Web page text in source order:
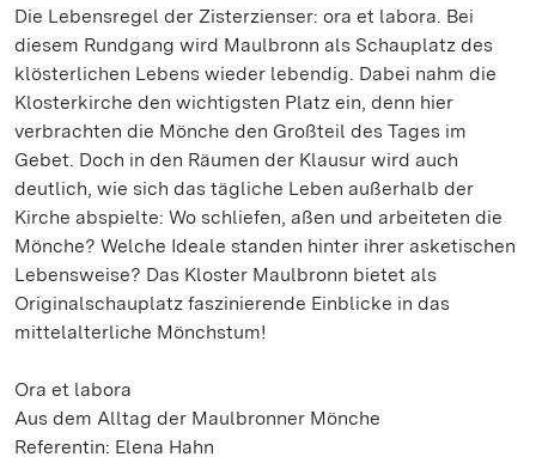
Die Lebensregel der Zisterzienser: ora et labora. Bei
diesem Rundgang wird Maulbronn als Schauplatz des
klösterlichen Lebens wieder lebendig. Dabei nahm die
Klosterkirche den wichtigsten Platz ein, denn hier
verbrachten die Mönche den Großteil des Tages im
Gebet. Doch in den Räumen der Klausur wird auch
deutlich, wie sich das tägliche Leben außerhalb der
Kirche abspielte: Wo schliefen, aßen und arbeiteten die
Mönche? Welche Ideale standen hinter ihrer asketischen
Lebensweise? Das Kloster Maulbronn bietet als
Originalschauplatz faszinierende Einblicke in das
mittelalterliche Mönchstum!
Ora et labora
Aus dem Alltag der Maulbronner Mönche
Referentin: Elena Hahn